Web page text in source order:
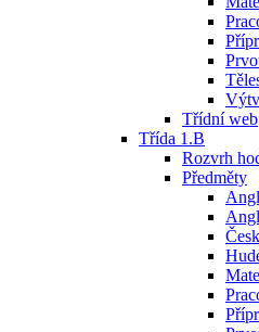
Třídní web
Třída 1.B
Rozvrh
Předměty